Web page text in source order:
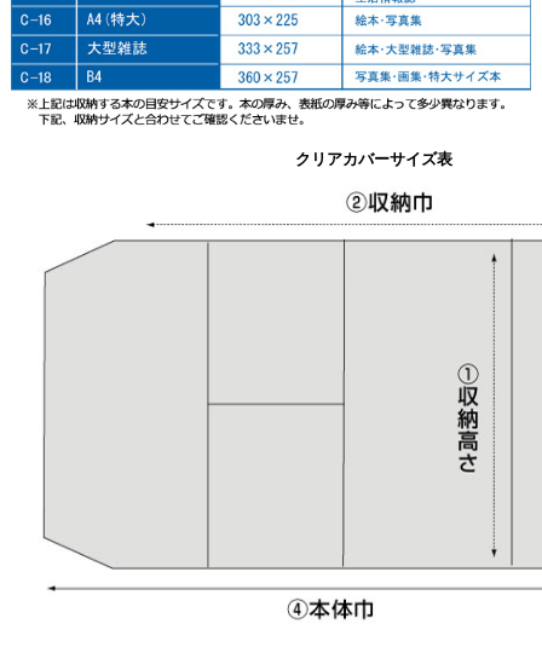
クリアカバーサイズ表